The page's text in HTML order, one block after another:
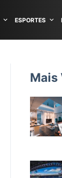
ESPORTES
Mais